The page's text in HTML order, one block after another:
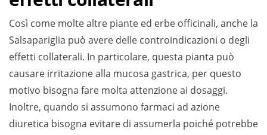
Così come molte altre piante ed erbe officinali, anche la
Salsapariglia può avere delle controindicazioni o degli
effetti collaterali. In particolare, questa pianta può
causare irritazione alla mucosa gastrica, per questo
motivo bisogna fare molta attenzione ai dosaggi.
Inoltre, quando si assumono farmaci ad azione
diuretica bisogna evitare di assumerla poiché potrebbe